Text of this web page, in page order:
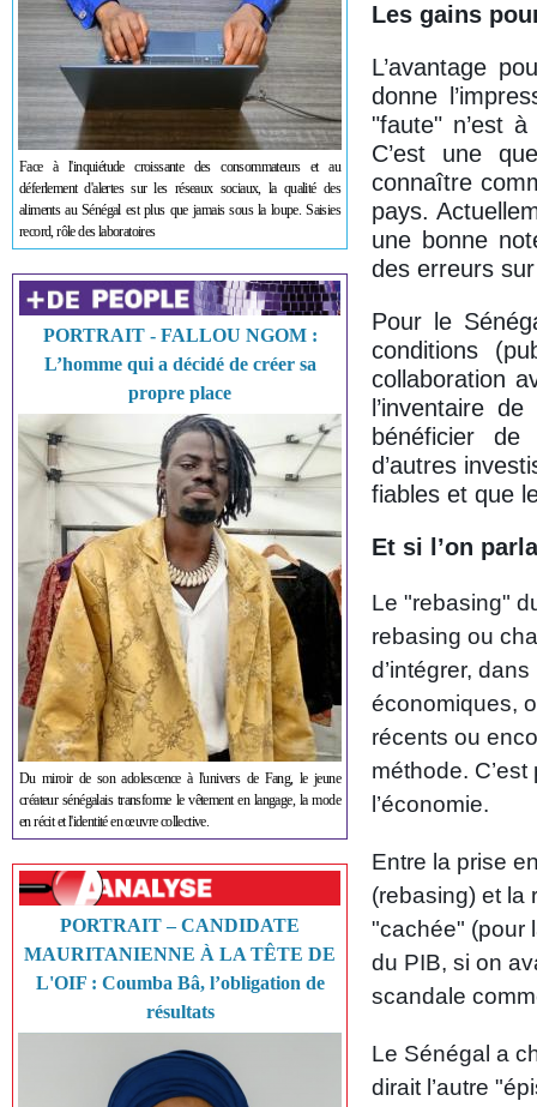
Face à l'inquiétude croissante des consommateurs et au
déferlement d'alertes sur les réseaux sociaux, la qualité des
aliments au Sénégal est plus que jamais sous la loupe. Saisies
record, rôle des laboratoires
PORTRAIT - FALLOU NGOM :
L’homme qui a décidé de créer sa
propre place
Du miroir de son adolescence à l'univers de Fang, le jeune
créateur sénégalais transforme le vêtement en langage, la mode
en récit et l'identité en œuvre collective.
PORTRAIT – CANDIDATE
MAURITANIENNE À LA TÊTE DE
L'OIF : Coumba Bâ, l’obligation de
résultats
Les gains
L’avantage
donne
"faute" n’est
C’est une
connaître
pays.
une bonne
des erreurs
Pour le
conditions
collaboration
l’inventaire
bénéficier
d’autres
fiables et que
Et si l’on
Le "rebasing"
rebasing ou
d’intégrer,
économiques,
récents ou
méthode.
l’économie.
Entre la prise
(rebasing) et la
"cachée" (pour
du PIB, si on
scandale
Le Sénégal a
dirait l’autre